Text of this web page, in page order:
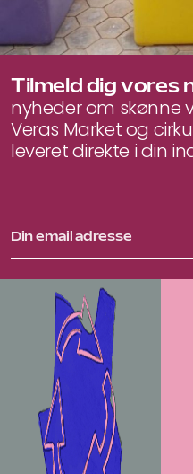
Tilmeld dig vores
nyheder om skønne
Veras Market og
leveret direkte i din